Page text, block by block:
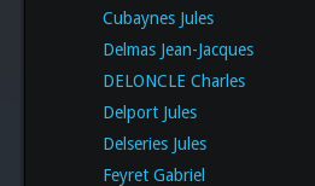
Cubaynes Jules
Delmas Jean-Jacques
DELONCLE Charles
Delport Jules
Delseries Jules
Feyret Gabriel